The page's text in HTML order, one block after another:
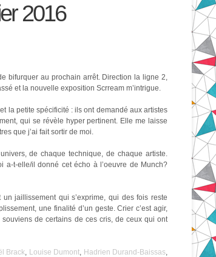
2016
bifurquer au prochain arrêt. Direction la ligne 2,
et la nouvelle exposition Scrream m’intrigue.
la petite spécificité : ils ont demandé aux artistes
qui se révèle hyper pertinent. Elle me laisse
que j’ai fait sortir de moi.
de chaque technique, de chaque artiste.
a-t-elle/il donné cet écho à l’oeuvre de Munch?
jaillissement qui s’exprime, qui des fois reste
une finalité d’un geste. Crier c’est agir,
de certains de ces cris, de ceux qui ont
Brack, Louise Dumont, Hadrien Durand-Baissas,